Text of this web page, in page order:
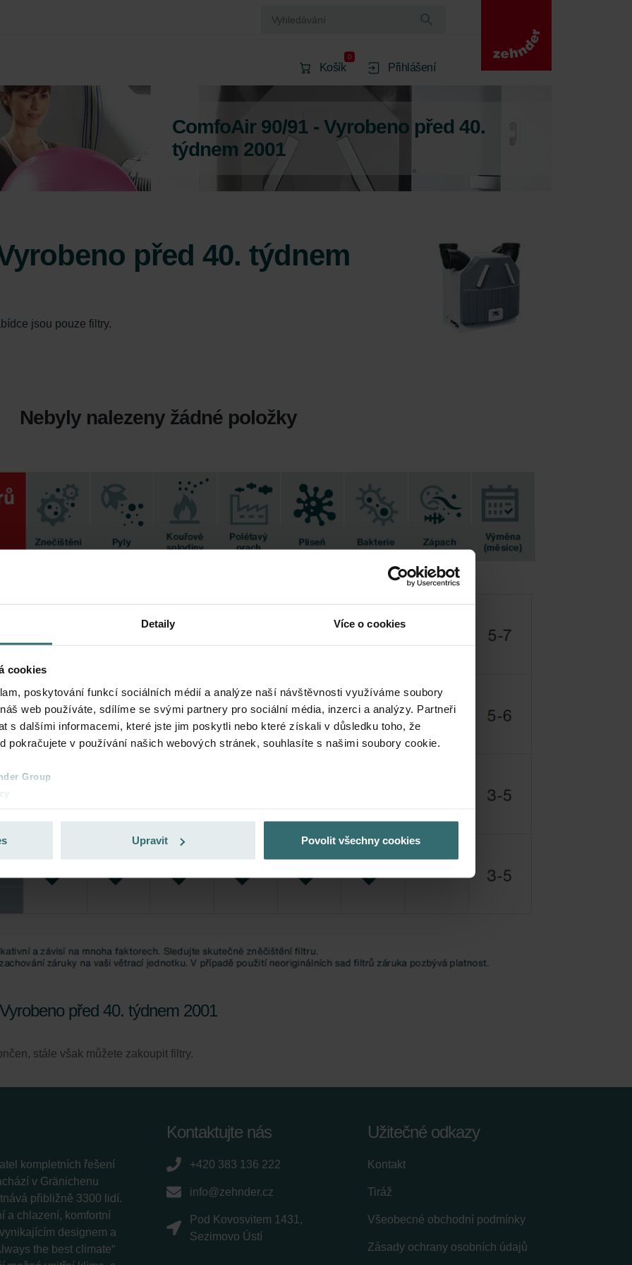
Detaily Více o cookies
cookies
poskytování funkcí sociálních médií a analýze naší návštěvnosti využíváme soubory
web používáte, sdílíme se svými partnery pro sociální média, inzerci a analýzy. Partneři
s dalšími informacemi, které jste jim poskytli nebo které získali v důsledku toho, že
pokračujete v používání našich webových stránek, souhlasíte s našimi soubory cookie.
Group
des données
de privacidad
Sanayi ve Ticaret Limitet Şirketi: Web Sitesi Çerezleri
o ochronie danych Zehnder
Upravit Povolit všechny cookies
Košík
0
Přihlášení
ComfoAir 90/91 - Vyrobeno před 40.
týdnem 2001
před 40. týdnem
jsou pouze filtry.
Nebyly nalezeny žádné položky
před 40. týdnem 2001
stále však můžete zakoupit filtry.
kompletních řešení
v Gränichenu
přibližně 3300 lidí.
a chlazení, komfortní
designem a
the best climate“
Kontaktujte nás
+420 383 136 222
info@zehnder.cz
Pod Kovosvitem 1431,
Sezimovo Ústí
Užitečné odkazy
Kontakt
Tiráž
Všeobecné obchodní podmínky
Zásady ochrany osobních údajů